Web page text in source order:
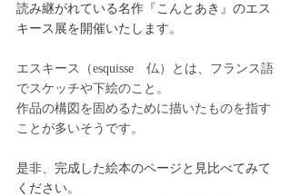
読み継がれている名作『こんとあき』のエス
キース展を開催いたします。
エスキース（esquisse　仏）とは、フランス語
でスケッチや下絵のこと。
作品の構図を固めるために描いたものを指す
ことが多いそうです。
是非、完成した絵本のページと見比べてみて
ください。